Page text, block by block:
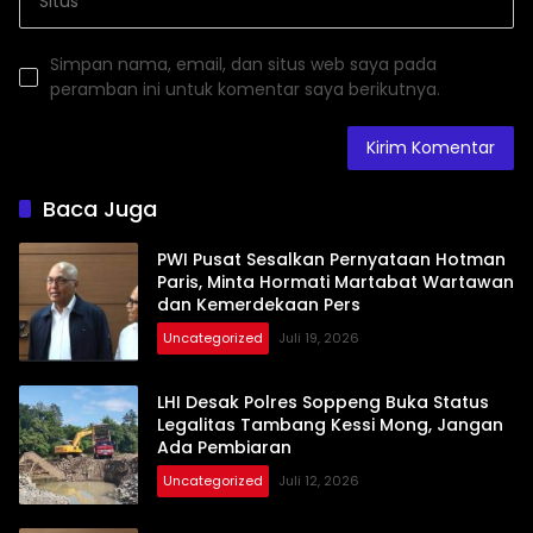
Simpan nama, email, dan situs web saya pada
peramban ini untuk komentar saya berikutnya.
Baca Juga
PWI Pusat Sesalkan Pernyataan Hotman
Paris, Minta Hormati Martabat Wartawan
dan Kemerdekaan Pers
Uncategorized Juli 19, 2026
LHI Desak Polres Soppeng Buka Status
Legalitas Tambang Kessi Mong, Jangan
Ada Pembiaran
Uncategorized Juli 12, 2026